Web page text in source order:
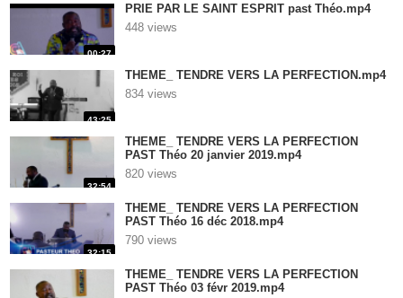
00:27
PRIE PAR LE SAINT ESPRIT past Théo.mp4
448 views
43:25
THEME_ TENDRE VERS LA PERFECTION.mp4
834 views
32:54
THEME_ TENDRE VERS LA PERFECTION
PAST Théo 20 janvier 2019.mp4
820 views
32:15
THEME_ TENDRE VERS LA PERFECTION
PAST Théo 16 déc 2018.mp4
790 views
THEME_ TENDRE VERS LA PERFECTION
PAST Théo 03 févr 2019.mp4